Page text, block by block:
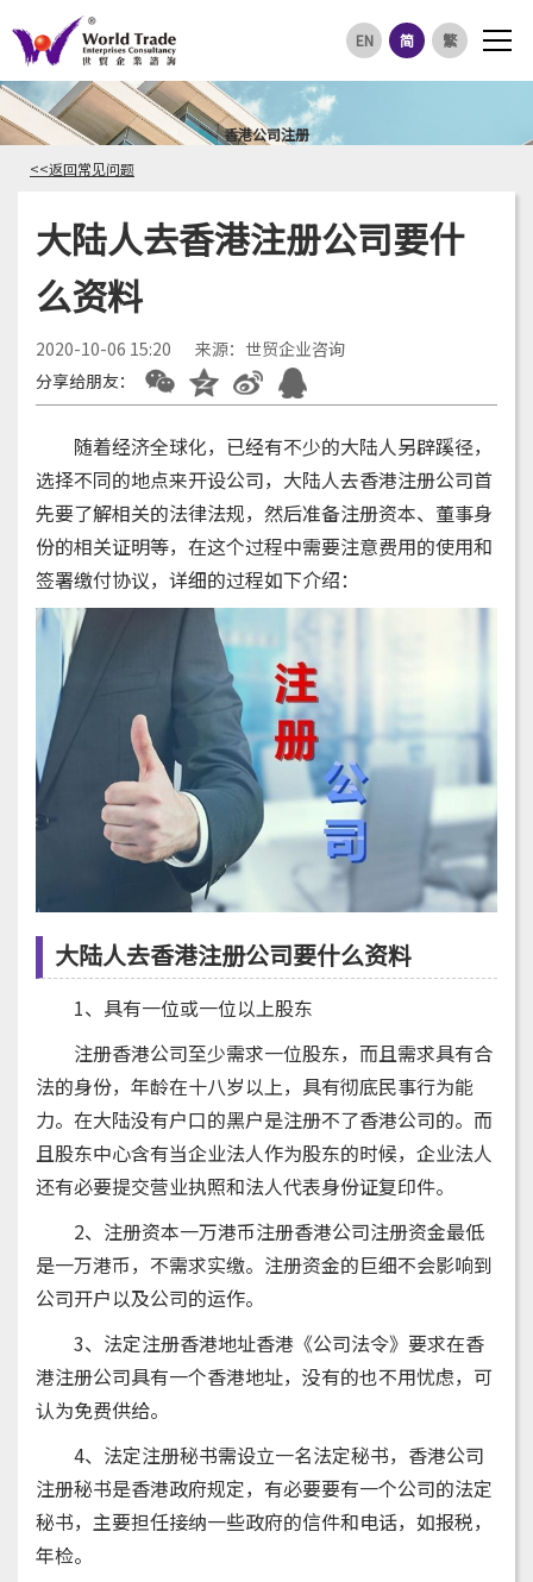
EN 简 繁
香港公司注册
<<返回常见问题
大陆人去香港注册公司要什
么资料
2020-10-06 15:20
来源：世贸企业咨询
分享给朋友：
随着经济全球化，已经有不少的大陆人另辟蹊径，
选择不同的地点来开设公司，大陆人去香港注册公司首
先要了解相关的法律法规，然后准备注册资本、董事身
份的相关证明等，在这个过程中需要注意费用的使用和
签署缴付协议，详细的过程如下介绍：
大陆人去香港注册公司要什么资料
1、具有一位或一位以上股东
注册香港公司至少需求一位股东，而且需求具有合
法的身份，年龄在十八岁以上，具有彻底民事行为能
力。在大陆没有户口的黑户是注册不了香港公司的。而
且股东中心含有当企业法人作为股东的时候，企业法人
还有必要提交营业执照和法人代表身份证复印件。
2、注册资本一万港币注册香港公司注册资金最低
是一万港币，不需求实缴。注册资金的巨细不会影响到
公司开户以及公司的运作。
3、法定注册香港地址香港《公司法令》要求在香
港注册公司具有一个香港地址，没有的也不用忧虑，可
认为免费供给。
4、法定注册秘书需设立一名法定秘书，香港公司
注册秘书是香港政府规定，有必要要有一个公司的法定
秘书，主要担任接纳一些政府的信件和电话，如报税，
年检。